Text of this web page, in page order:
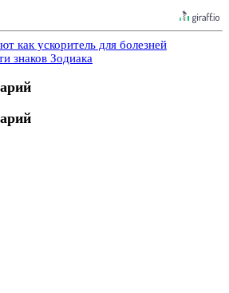
как ускоритель для болезней
знаков Зодиака